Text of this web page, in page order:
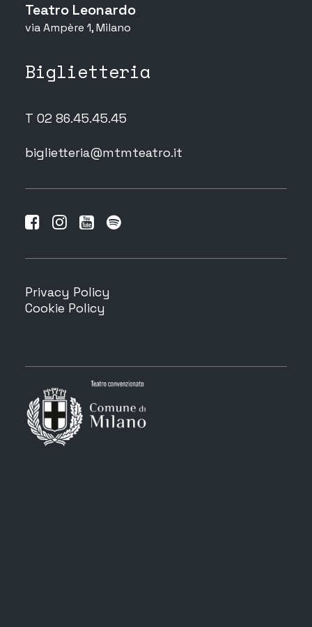
Teatro Leonardo
via Ampère 1, Milano
Biglietteria
T 02 86.45.45.45
biglietteria@mtmteatro.it
Privacy Policy
Cookie Policy